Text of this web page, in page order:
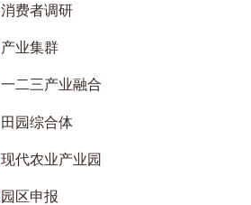
消费者调研
产业集群
一二三产业融合
田园综合体
现代农业产业园
园区申报